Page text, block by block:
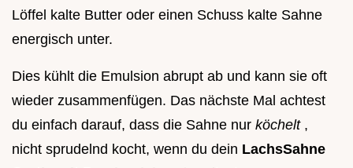
Löffel kalte Butter oder einen Schuss kalte Sahne
energisch unter.
Dies kühlt die Emulsion abrupt ab und kann sie oft
wieder zusammenfügen. Das nächste Mal achtest
du einfach darauf, dass die Sahne nur köchelt ,
nicht sprudelnd kocht, wenn du dein LachsSahne